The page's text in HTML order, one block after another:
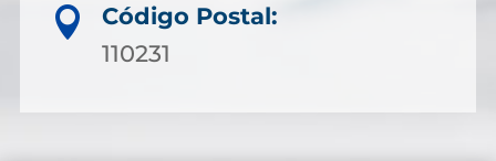

Código Postal:
110231